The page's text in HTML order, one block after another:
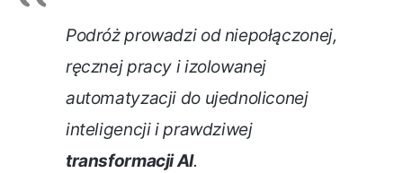
Podróż prowadzi od niepołączonej,
ręcznej pracy i izolowanej
automatyzacji do ujednoliconej
inteligencji i prawdziwej
transformacji AI.